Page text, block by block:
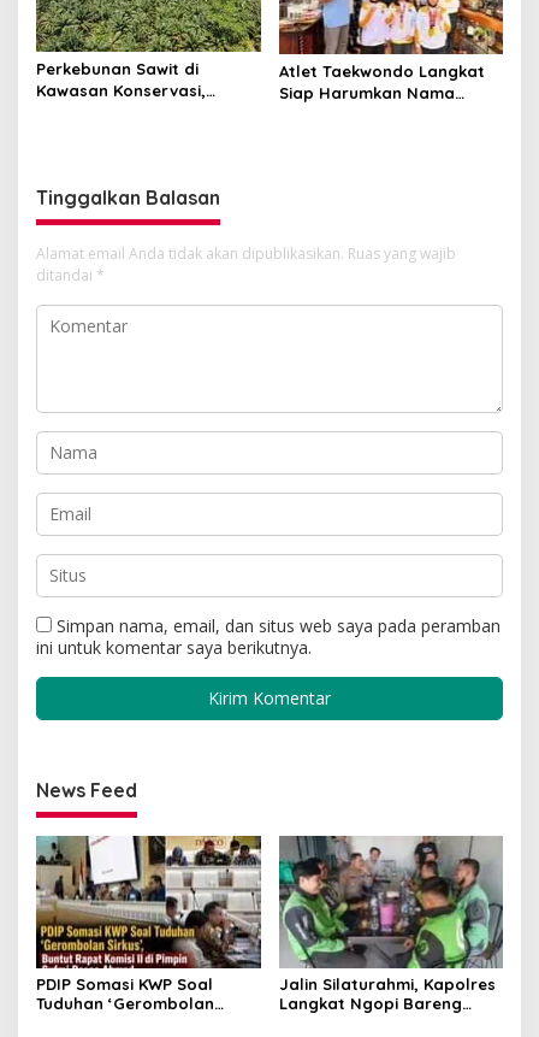
Perkebunan Sawit di
Kawasan Konservasi,
Atlet Taekwondo Langkat
Siap Harumkan Nama
Tinggalkan Balasan
Alamat email Anda tidak akan dipublikasikan. Ruas yang wajib
ditandai *
Simpan nama, email, dan situs web saya pada peramban
ini untuk komentar saya berikutnya.
News Feed
PDIP Somasi KWP Soal
Tuduhan ‘Gerombolan
Jalin Silaturahmi, Kapolres
Langkat Ngopi Bareng